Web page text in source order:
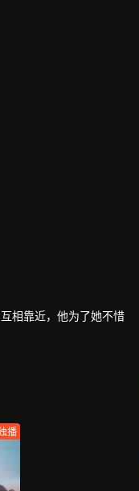
相靠近，他为了她不惜
播